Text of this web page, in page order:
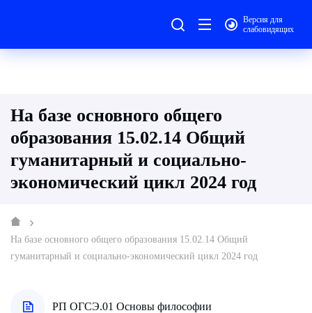
Версия для
слабовидящих
На базе основного общего
образования 15.02.14 Общий
гуманитарный и социально-
экономический цикл 2024 год
На базе основного общего образования 15.02.14 Общий
гуманитарный и социально-экономический цикл 2024 год
РП ОГСЭ.01 Основы философии